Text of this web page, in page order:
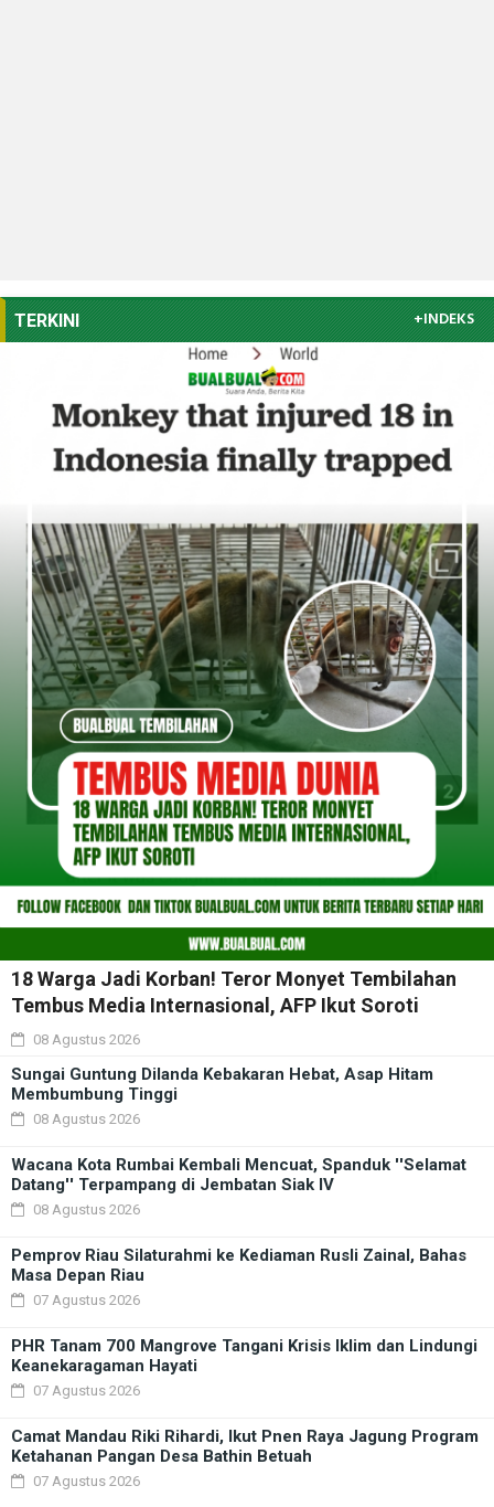
TERKINI +INDEKS
18 Warga Jadi Korban! Teror Monyet Tembilahan
Tembus Media Internasional, AFP Ikut Soroti
08 Agustus 2026
Sungai Guntung Dilanda Kebakaran Hebat, Asap Hitam
Membumbung Tinggi
08 Agustus 2026
Wacana Kota Rumbai Kembali Mencuat, Spanduk ''Selamat
Datang'' Terpampang di Jembatan Siak IV
08 Agustus 2026
Pemprov Riau Silaturahmi ke Kediaman Rusli Zainal, Bahas
Masa Depan Riau
07 Agustus 2026
PHR Tanam 700 Mangrove Tangani Krisis Iklim dan Lindungi
Keanekaragaman Hayati
07 Agustus 2026
Camat Mandau Riki Rihardi, Ikut Pnen Raya Jagung Program
Ketahanan Pangan Desa Bathin Betuah
07 Agustus 2026